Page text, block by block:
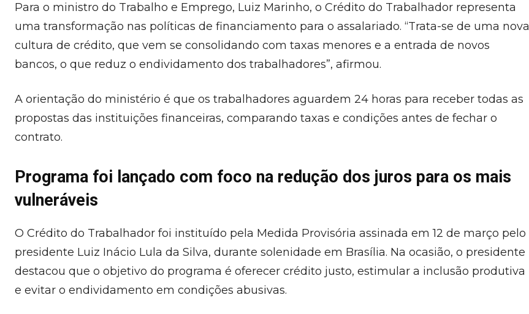
Para o ministro do Trabalho e Emprego, Luiz Marinho, o Crédito do Trabalhador representa
uma transformação nas políticas de financiamento para o assalariado. “Trata-se de uma nova
cultura de crédito, que vem se consolidando com taxas menores e a entrada de novos
bancos, o que reduz o endividamento dos trabalhadores”, afirmou.
A orientação do ministério é que os trabalhadores aguardem 24 horas para receber todas as
propostas das instituições financeiras, comparando taxas e condições antes de fechar o
contrato.
Programa foi lançado com foco na redução dos juros para os mais
vulneráveis
O Crédito do Trabalhador foi instituído pela Medida Provisória assinada em 12 de março pelo
presidente Luiz Inácio Lula da Silva, durante solenidade em Brasília. Na ocasião, o presidente
destacou que o objetivo do programa é oferecer crédito justo, estimular a inclusão produtiva
e evitar o endividamento em condições abusivas.